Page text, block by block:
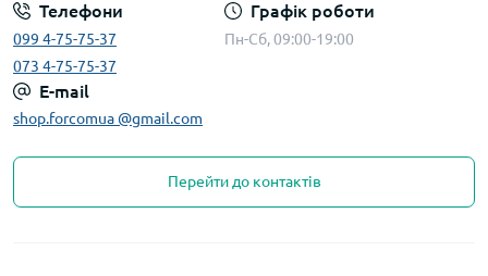
Телефони
099 4-75-75-37
073 4-75-75-37
Графік роботи
Пн-Сб, 09:00-19:00
E-mail
shop.forcomua @gmail.com
Перейти до контактів